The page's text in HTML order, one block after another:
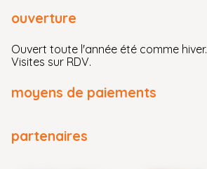
ouverture
Ouvert toute l'année été comme hiver.
Visites sur RDV.
moyens de paiements
partenaires